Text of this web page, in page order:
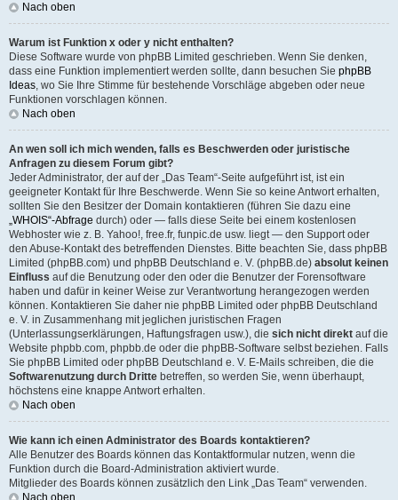
Nach oben
Warum ist Funktion x oder y nicht enthalten?
Diese Software wurde von phpBB Limited geschrieben. Wenn Sie denken,
dass eine Funktion implementiert werden sollte, dann besuchen Sie phpBB
Ideas, wo Sie Ihre Stimme für bestehende Vorschläge abgeben oder neue
Funktionen vorschlagen können.
Nach oben
An wen soll ich mich wenden, falls es Beschwerden oder juristische
Anfragen zu diesem Forum gibt?
Jeder Administrator, der auf der „Das Team“-Seite aufgeführt ist, ist ein
geeigneter Kontakt für Ihre Beschwerde. Wenn Sie so keine Antwort erhalten,
sollten Sie den Besitzer der Domain kontaktieren (führen Sie dazu eine
„WHOIS“-Abfrage durch) oder — falls diese Seite bei einem kostenlosen
Webhoster wie z. B. Yahoo!, free.fr, funpic.de usw. liegt — den Support oder
den Abuse-Kontakt des betreffenden Dienstes. Bitte beachten Sie, dass phpBB
Limited (phpBB.com) und phpBB Deutschland e. V. (phpBB.de) absolut keinen
Einfluss auf die Benutzung oder den oder die Benutzer der Forensoftware
haben und dafür in keiner Weise zur Verantwortung herangezogen werden
können. Kontaktieren Sie daher nie phpBB Limited oder phpBB Deutschland
e. V. in Zusammenhang mit jeglichen juristischen Fragen
(Unterlassungserklärungen, Haftungsfragen usw.), die sich nicht direkt auf die
Website phpbb.com, phpbb.de oder die phpBB-Software selbst beziehen. Falls
Sie phpBB Limited oder phpBB Deutschland e. V. E-Mails schreiben, die die
Softwarenutzung durch Dritte betreffen, so werden Sie, wenn überhaupt,
höchstens eine knappe Antwort erhalten.
Nach oben
Wie kann ich einen Administrator des Boards kontaktieren?
Alle Benutzer des Boards können das Kontaktformular nutzen, wenn die
Funktion durch die Board-Administration aktiviert wurde.
Mitglieder des Boards können zusätzlich den Link „Das Team“ verwenden.
Nach oben